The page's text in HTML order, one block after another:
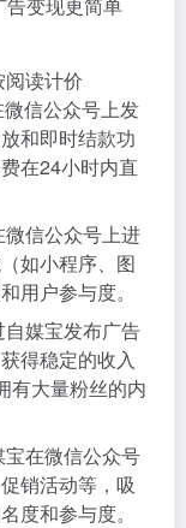
读计价
微信公众号上发
和即时结款功
在24小时内直
信公众号上进
如小程序、图
用户参与度。
媒宝发布广告
得稳定的收入
有大量粉丝的内
在微信公众号
销活动等，吸
度和参与度。